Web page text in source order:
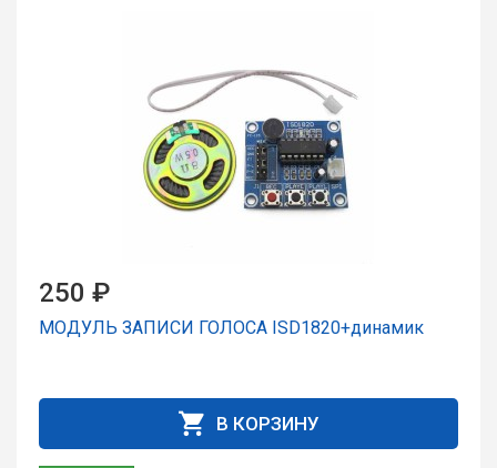
250 ₽
МОДУЛЬ ЗАПИСИ ГОЛОСА ISD1820+динамик
В КОРЗИНУ